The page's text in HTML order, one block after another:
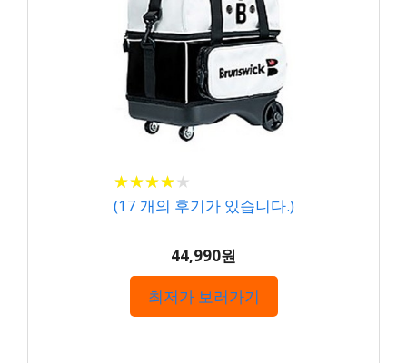
★★★★★
★★★★★
(17 개의 후기가 있습니다.)
44,990원
최저가 보러가기